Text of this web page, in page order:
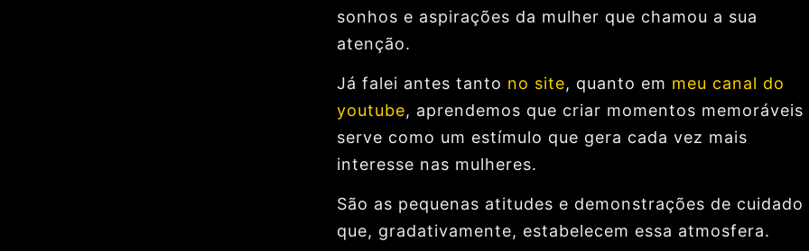
sonhos e aspirações da mulher que chamou a sua
atenção.
Já falei antes tanto no site, quanto em meu canal do
youtube, aprendemos que criar momentos memoráveis
serve como um estímulo que gera cada vez mais
interesse nas mulheres.
São as pequenas atitudes e demonstrações de cuidado
que, gradativamente, estabelecem essa atmosfera.